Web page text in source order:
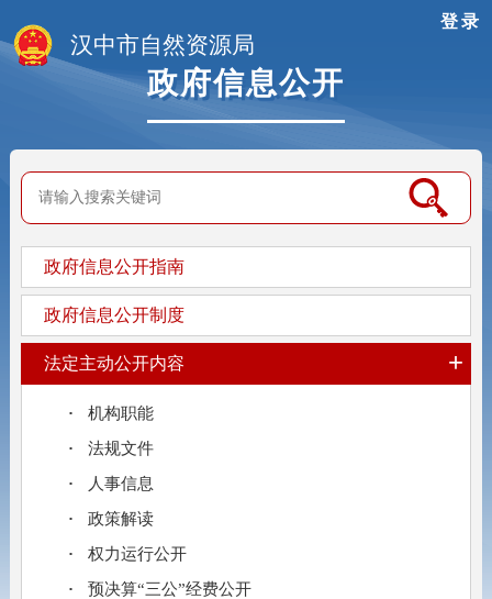
登录
汉中市自然资源局
政府信息公开
政府信息公开指南
政府信息公开制度
法定主动公开内容 +
机构职能
法规文件
人事信息
政策解读
权力运行公开
预决算“三公”经费公开